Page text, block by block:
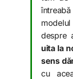
despre
uita la
sens
cu